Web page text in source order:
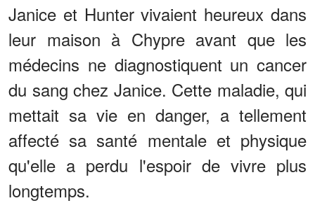
Janice et Hunter vivaient heureux dans
leur maison à Chypre avant que les
médecins ne diagnostiquent un cancer
du sang chez Janice. Cette maladie, qui
mettait sa vie en danger, a tellement
affecté sa santé mentale et physique
qu'elle a perdu l'espoir de vivre plus
longtemps.